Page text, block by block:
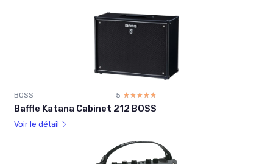
BOSS 5 ☆☆☆☆☆
★★★★★
Baffle Katana Cabinet 212 BOSS
Voir le détail